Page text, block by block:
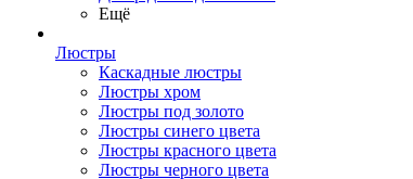
Ещё
Люстры
Каскадные люстры
Люстры хром
Люстры под золото
Люстры синего цвета
Люстры красного цвета
Люстры черного цвета